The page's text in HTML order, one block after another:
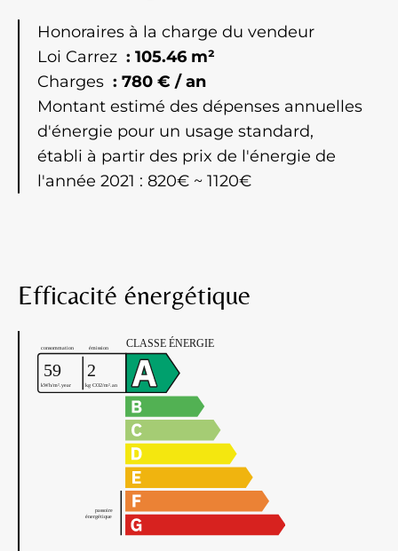
Honoraires à la charge du vendeur
Loi Carrez
105.46 m²
Charges
780 € / an
Montant estimé des dépenses annuelles
d'énergie pour un usage standard,
établi à partir des prix de l'énergie de
l'année 2021 : 820€ ~ 1120€
Efficacité énergétique